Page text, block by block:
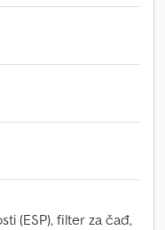
(ESP), filter za čađ,